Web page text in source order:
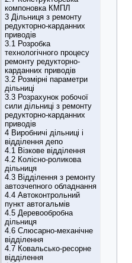
компоновка КМПЛ
3 Дільниця з ремонту
редукторно-карданних
приводів
3.1 Розробка
технологічного процесу
ремонту редукторно-
карданних приводів
3.2 Розмірні параметри
дільниці
3.3 Розрахунок робочої
сили дільниці з ремонту
редукторно-карданних
приводів
4 Виробничі дільниці і
відділення депо
4.1 Візкове відділення
4.2 Колісно-роликова
дільниця
4.3 Відділення з ремонту
автозчепного обладнання
4.4 Автоконтрольний
пункт автогальмів
4.5 Деревообробна
дільниця
4.6 Слюсарно-механічне
відділення
4.7 Ковальсько-ресорне
відділення